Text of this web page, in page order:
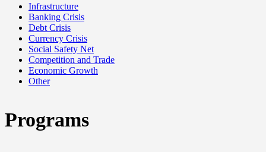
Infrastructure
Banking Crisis
Debt Crisis
Currency Crisis
Social Safety Net
Competition and Trade
Economic Growth
Other
Programs